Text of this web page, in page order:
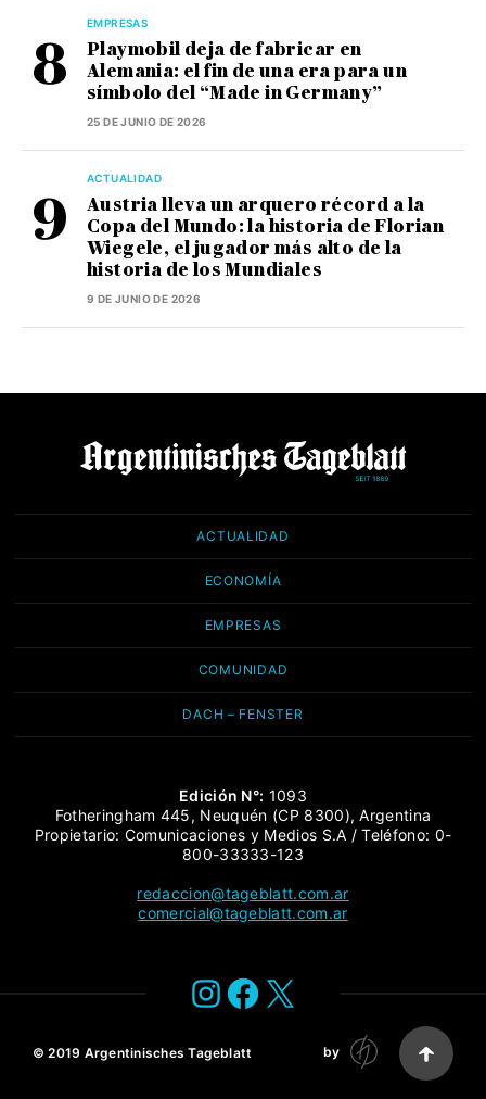
EMPRESAS
Playmobil deja de fabricar en
Alemania: el fin de una era para un
símbolo del “Made in Germany”
25 DE JUNIO DE 2026
ACTUALIDAD
Austria lleva un arquero récord a la
Copa del Mundo: la historia de Florian
Wiegele, el jugador más alto de la
historia de los Mundiales
9 DE JUNIO DE 2026
ACTUALIDAD
ECONOMÍA
EMPRESAS
COMUNIDAD
DACH – FENSTER
Edición N°: 1093
Fotheringham 445, Neuquén (CP 8300), Argentina
Propietario: Comunicaciones y Medios S.A / Teléfono: 0-
800-33333-123
redaccion@tageblatt.com.ar
comercial@tageblatt.com.ar
Instagram
Facebook
X
© 2019 Argentinisches Tageblatt by